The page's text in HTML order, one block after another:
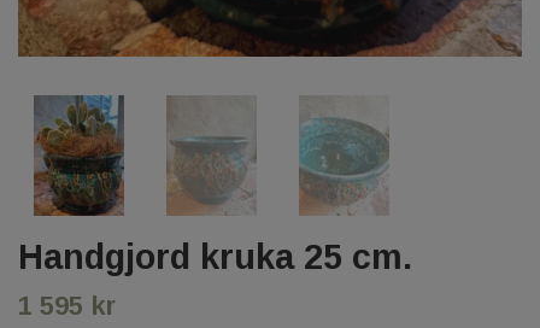
Handgjord kruka 25 cm.
1 595 kr